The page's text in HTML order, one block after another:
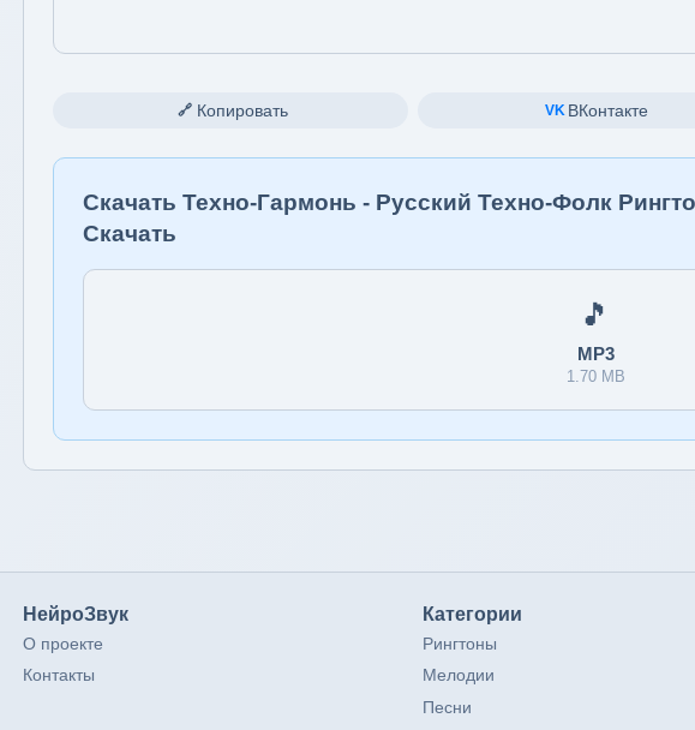
🔗 Копировать VK ВКонтакте
Скачать Техно-Гармонь - Русский Техно-Фолк
Скачать
🎵
MP3
1.70 MB
НейроЗвук
О проекте
Контакты
Категории
Рингтоны
Мелодии
Песни